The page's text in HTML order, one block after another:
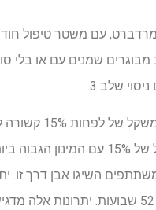
כי קפרגלוטיד מרדברט, עם
שמנים עם או בלי
השיגו אבן דרך זו.
ולא הגיע לרמה במהלך תקופת הניסוי